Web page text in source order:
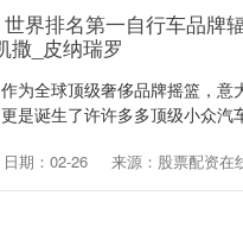
界排名第一自行车品牌
撒_皮纳瑞罗
为全球顶级奢侈品牌摇篮，
是诞生了许许多多顶级小众
日期：02-26 来源：股票配资在